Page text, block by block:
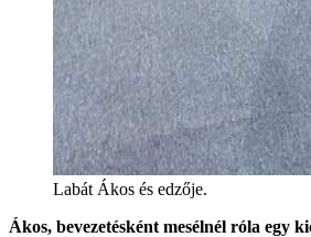
Labát Ákos és edzője.
Ákos, bevezetésként mesélnél róla egy